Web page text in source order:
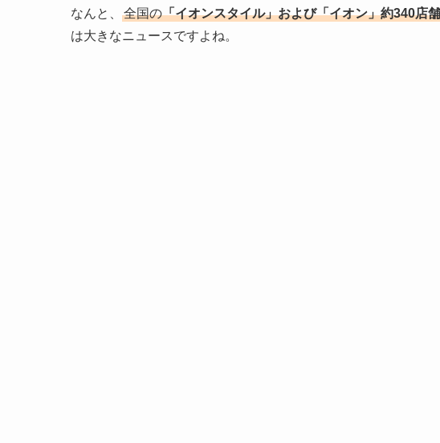
なんと、 全国の「イオンスタイル」および「イオン」約340店舗
は大きなニュースですよね。